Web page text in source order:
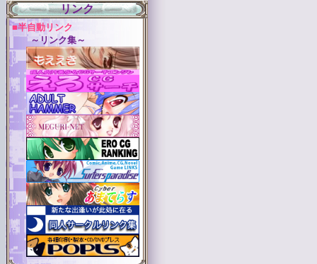
リンク
■半自動リンク
～リンク集～